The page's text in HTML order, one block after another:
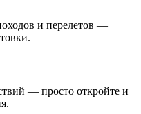
и перелетов —
— просто откройте и